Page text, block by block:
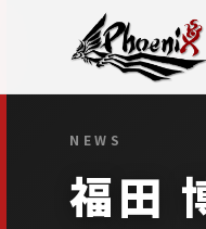
NEWS
福田